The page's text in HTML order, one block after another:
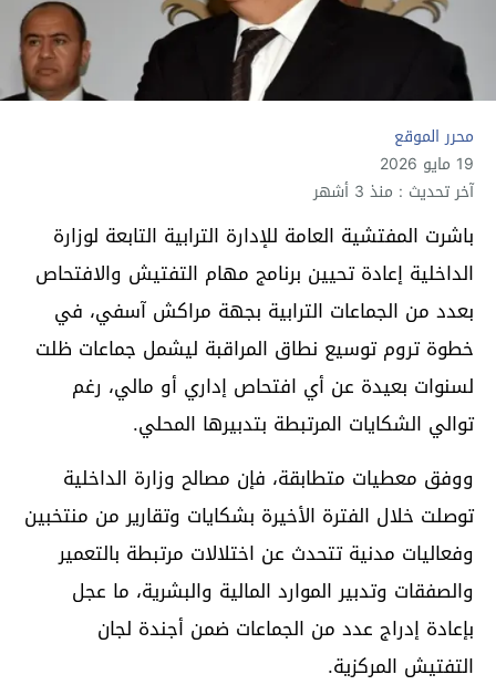
محرر الموقع
19 مايو 2026
آخر تحديث : منذ 3 أشهر
باشرت المفتشية العامة للإدارة الترابية التابعة لوزارة
الداخلية إعادة تحيين برنامج مهام التفتيش والافتحاص
بعدد من الجماعات الترابية بجهة مراكش آسفي، في
خطوة تروم توسيع نطاق المراقبة ليشمل جماعات ظلت
لسنوات بعيدة عن أي افتحاص إداري أو مالي، رغم
توالي الشكايات المرتبطة بتدبيرها المحلي.
ووفق معطيات متطابقة، فإن مصالح وزارة الداخلية
توصلت خلال الفترة الأخيرة بشكايات وتقارير من منتخبين
وفعاليات مدنية تتحدث عن اختلالات مرتبطة بالتعمير
والصفقات وتدبير الموارد المالية والبشرية، ما عجل
بإعادة إدراج عدد من الجماعات ضمن أجندة لجان
التفتيش المركزية.